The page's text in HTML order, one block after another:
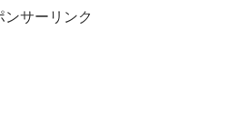
ンサーリンク